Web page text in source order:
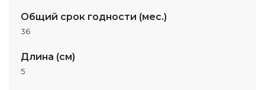
Общий срок годности (мес.)
36
Длина (см)
5